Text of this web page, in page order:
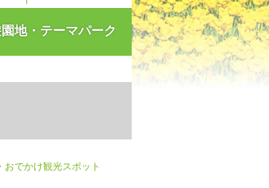
地・テーマパーク
でかけ観光スポット